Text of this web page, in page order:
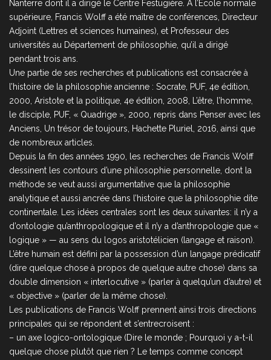
Nanterre dont il a dirigé le Centre Festugière. A l’École normale
supérieure, Francis Wolff a été maître de conférences, Directeur
Adjoint (Lettres et sciences humaines), et Professeur des
universités au Département de philosophie, qu’il a dirigé
pendant trois ans.
Une partie de ses recherches et publications est consacrée à
l’histoire de la philosophie ancienne : Socrate, PUF, 4e édition,
2000, Aristote et la politique, 4e édition, 2008, L’être, l’homme,
le disciple, PUF, « Quadrige », 2000, repris dans Penser avec les
Anciens, Un trésor de toujours, Hachette Pluriel, 2016, ainsi que
de nombreux articles.
Depuis la fin des années 1990, les recherches de Francis Wolff
dessinent les contours d’une philosophie personnelle, dont la
méthode se veut aussi argumentative que la philosophie
analytique et aussi ancrée dans l’histoire que la philosophie dite
continentale. Les idées centrales sont les deux suivantes: il n’y a
d’ontologie qu’anthropologique et il n’y a d’anthropologie que «
logique » — au sens du logos aristotélicien (langage et raison).
L’être humain est défini par la possession d’un langage prédicatif
(dire quelque chose à propos de quelque autre chose) dans sa
double dimension « interlocutive » (parler à quelqu’un d’autre) et
« objective » (parler de la même chose).
Les publications de Francis Wolff prennent ainsi trois directions
principales qui se répondent et s’entrecroisent :
– un axe logico-ontologique (Dire le monde ; Pourquoi y a-t-il
quelque chose plutôt que rien ? Le temps comme concept